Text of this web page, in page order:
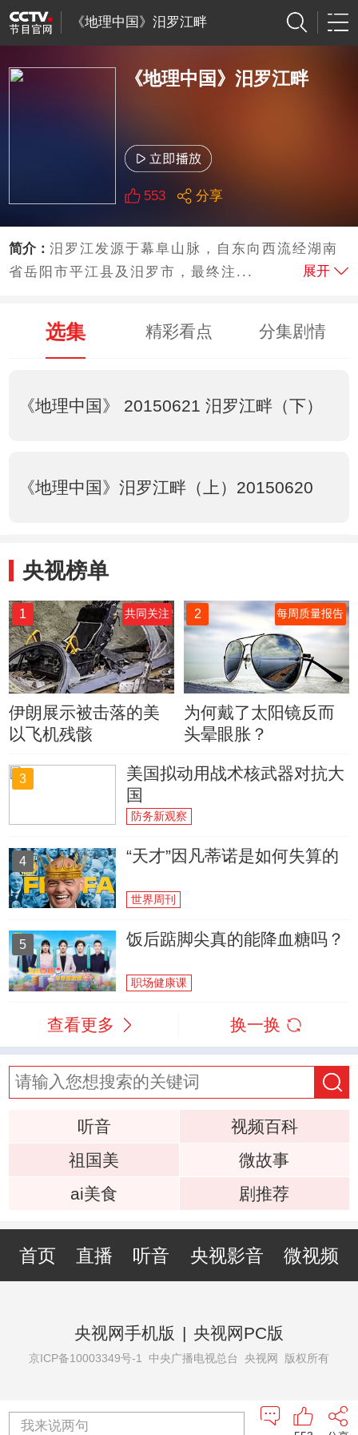
《地理中国》汨罗江畔
《地理中国》汨罗江畔
553 分享
简介：汨罗江发源于幕阜山脉，自东向西流经湖南
省岳阳市平江县及汨罗市，最终注...
展开
选集 精彩看点 分集剧情
《地理中国》 20150621 汨罗江畔（下）
《地理中国》汨罗江畔（上）20150620
央视榜单
1 共同关注
伊朗展示被击落的美
以飞机残骸
2 每周质量报告
为何戴了太阳镜反而
头晕眼胀？
3
美国拟动用战术核武器对抗大
国
防务新观察
4 “天才”因凡蒂诺是如何失算的
世界周刊
5 饭后踮脚尖真的能降血糖吗？
职场健康课
查看更多 换一换
听音
视频百科
祖国美
微故事
ai美食
剧推荐
首页 直播 听音 央视影音 微视频
央视网手机版 | 央视网PC版
京ICP备10003349号-1 中央广播电视总台 央视网 版权所有
我来说两句